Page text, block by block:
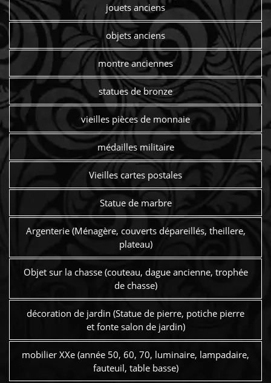
jouets anciens
objets anciens
montre anciennes
statues de bronze
vieilles pièces de monnaie
médailles militaire
Vieilles cartes postales
Statue de marbre
Argenterie (Ménagère, couverts dépareillés, theillere,
plateau)
Objet sur la chasse (couteau, dague ancienne, trophée
de chasse)
décoration de jardin (Statue de pierre, potiche pierre
et fonte salon de jardin)
mobilier XXe (année 50, 60, 70, luminaire, lampadaire,
fauteuil, table basse)